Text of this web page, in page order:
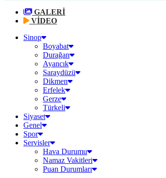
GALERİ
VİDEO
Sinop
Boyabat
Durağan
Ayancık
Saraydüzü
Dikmen
Erfelek
Gerze
Türkeli
Siyaset
Genel
Spor
Servisler
Hava Durumu
Namaz Vakitleri
Puan Durumları